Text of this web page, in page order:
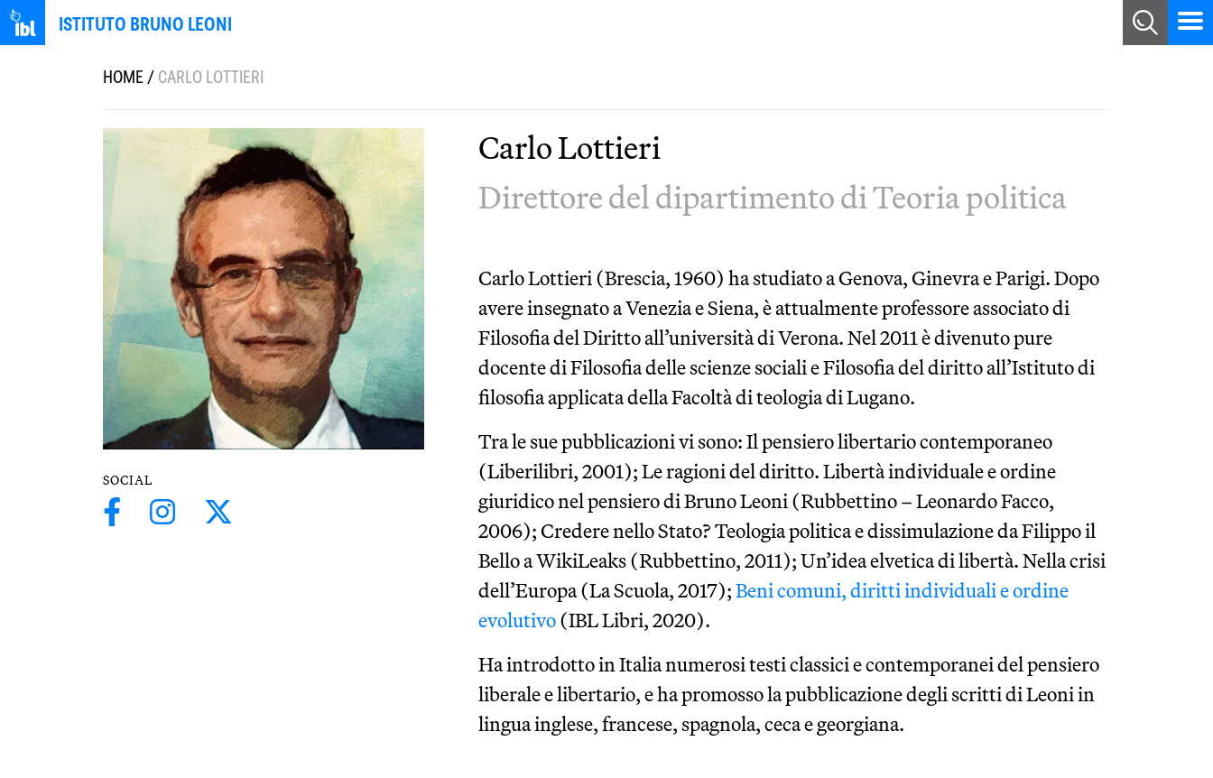
ISTITUTO BRUNO LEONI
HOME/CARLO LOTTIERI
SOCIAL
Carlo Lottieri
Direttore del dipartimento di Teoria politica
Carlo Lottieri (Brescia, 1960) ha studiato a Genova, Ginevra e Parigi. Dopo
avere insegnato a Venezia e Siena, è attualmente professore associato di
Filosofia del Diritto all’università di Verona. Nel 2011 è divenuto pure
docente di Filosofia delle scienze sociali e Filosofia del diritto all’Istituto di
filosofia applicata della Facoltà di teologia di Lugano.
Tra le sue pubblicazioni vi sono: Il pensiero libertario contemporaneo
(Liberilibri, 2001); Le ragioni del diritto. Libertà individuale e ordine
giuridico nel pensiero di Bruno Leoni (Rubbettino – Leonardo Facco,
2006); Credere nello Stato? Teologia politica e dissimulazione da Filippo il
Bello a WikiLeaks (Rubbettino, 2011); Un’idea elvetica di libertà. Nella crisi
dell’Europa (La Scuola, 2017);Beni comuni, diritti individuali e ordine
evolutivo(IBL Libri, 2020).
Ha introdotto in Italia numerosi testi classici e contemporanei del pensiero
liberale e libertario, e ha promosso la pubblicazione degli scritti di Leoni in
lingua inglese, francese, spagnola, ceca e georgiana.